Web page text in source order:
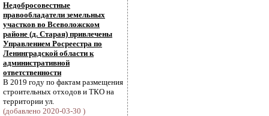
Недобросовестные
правообладатели земельных
участков во Всеволожском
районе (д. Старая) привлечены
Управлением Росреестра по
Ленинградской области к
административной
ответственности
В 2019 году по фактам размещения
строительных отходов и ТКО на
территории ул.
(добавлено 2020-03-30 )